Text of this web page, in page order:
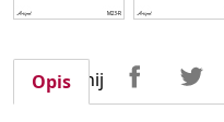
Udostępnij
Opis